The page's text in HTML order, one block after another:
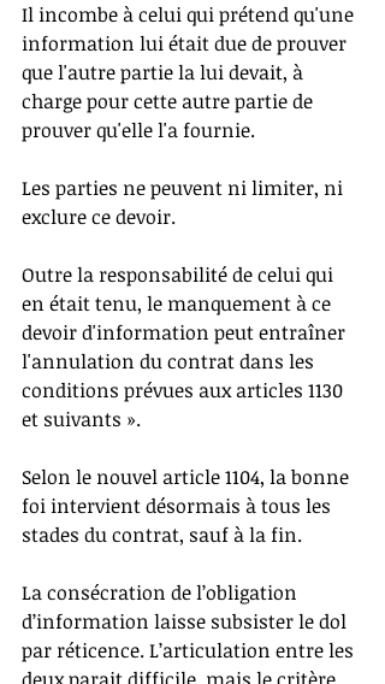
Il incombe à celui qui prétend qu'une
information lui était due de prouver
que l'autre partie la lui devait, à
charge pour cette autre partie de
prouver qu'elle l'a fournie.
Les parties ne peuvent ni limiter, ni
exclure ce devoir.
Outre la responsabilité de celui qui
en était tenu, le manquement à ce
devoir d'information peut entraîner
l'annulation du contrat dans les
conditions prévues aux articles 1130
et suivants ».
Selon le nouvel article 1104, la bonne
foi intervient désormais à tous les
stades du contrat, sauf à la fin.
La consécration de l’obligation
d’information laisse subsister le dol
par réticence. L’articulation entre les